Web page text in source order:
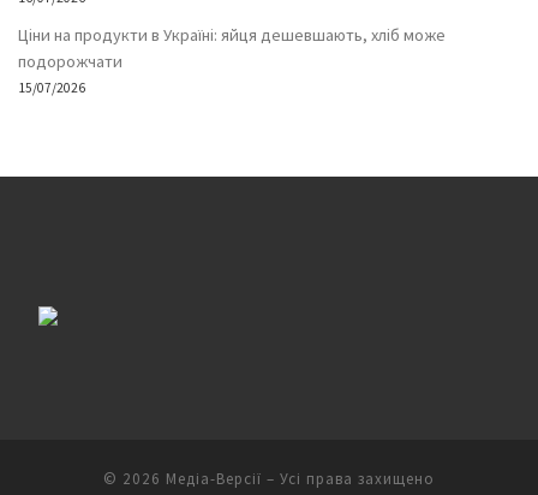
Ціни на продукти в Україні: яйця дешевшають, хліб може
подорожчати
15/07/2026
© 2026 Медіа-Версії – Усі права захищено